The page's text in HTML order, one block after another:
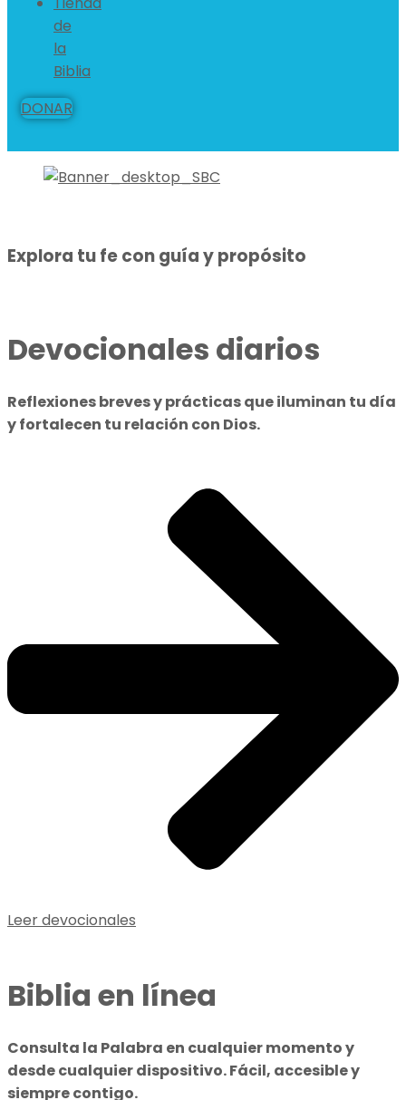
de
la
Biblia
DONAR
Explora tu fe con guía y propósito
Devocionales diarios
Reflexiones breves y prácticas que iluminan tu día
y fortalecen tu relación con Dios.
Leer devocionales
Biblia en línea
Consulta la Palabra en cualquier momento y
desde cualquier dispositivo. Fácil, accesible y
siempre contigo.